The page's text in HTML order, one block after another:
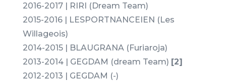
2016-2017 | RIRI (Dream Team)
2015-2016 | LESPORTNANCEIEN (Les
Willageois)
2014-2015 | BLAUGRANA (Furiaroja)
2013-2014 | GEGDAM (dream Team) [2]
2012-2013 | GEGDAM (-)